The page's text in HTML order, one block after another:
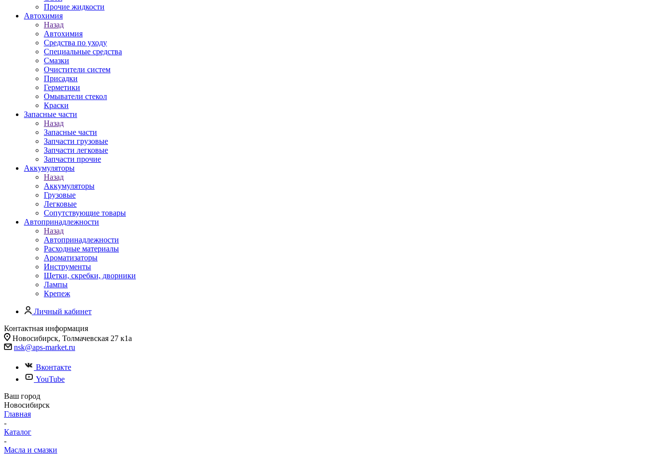
Прочие жидкости
Автохимия
Назад
Автохимия
Средства по уходу
Специальные средства
Смазки
Очистители систем
Присадки
Герметики
Омыватели стекол
Краски
Запасные части
Назад
Запасные части
Запчасти грузовые
Запчасти легковые
Запчасти прочие
Аккумуляторы
Назад
Аккумуляторы
Грузовые
Легковые
Сопутствующие товары
Автопринадлежности
Назад
Автопринадлежности
Расходные материалы
Ароматизаторы
Инструменты
Щетки, скребки, дворники
Лампы
Крепеж
Личный кабинет
Контактная информация
Новосибирск, Толмачевская 27 к1а
nsk@aps-market.ru
Вконтакте
YouTube
Ваш город
Новосибирск
Главная
-
Каталог
-
Масла и смазки